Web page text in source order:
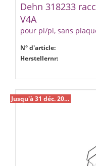
Dehn 318233
V4A
pour pl/pl, sans
N° d'article:
Herstellernr:
Jusqu'à 31 déc. 2026 %